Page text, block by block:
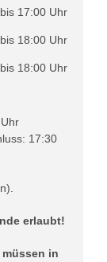
17:00 Uhr
18:00 Uhr
18:00 Uhr
17:30
erlaubt!
in